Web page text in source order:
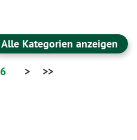
Alle Kategorien anzeigen
6 > >>